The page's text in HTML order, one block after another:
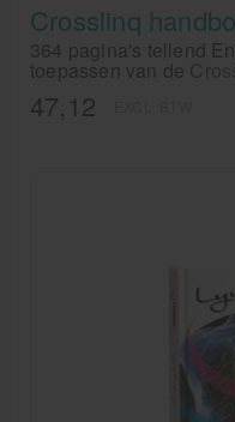
Crosslinq
364 pagina's tellend
toepassen van de
47,12